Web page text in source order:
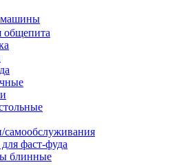
машины
общепита
самообслуживания
фаст-фуда
блинные